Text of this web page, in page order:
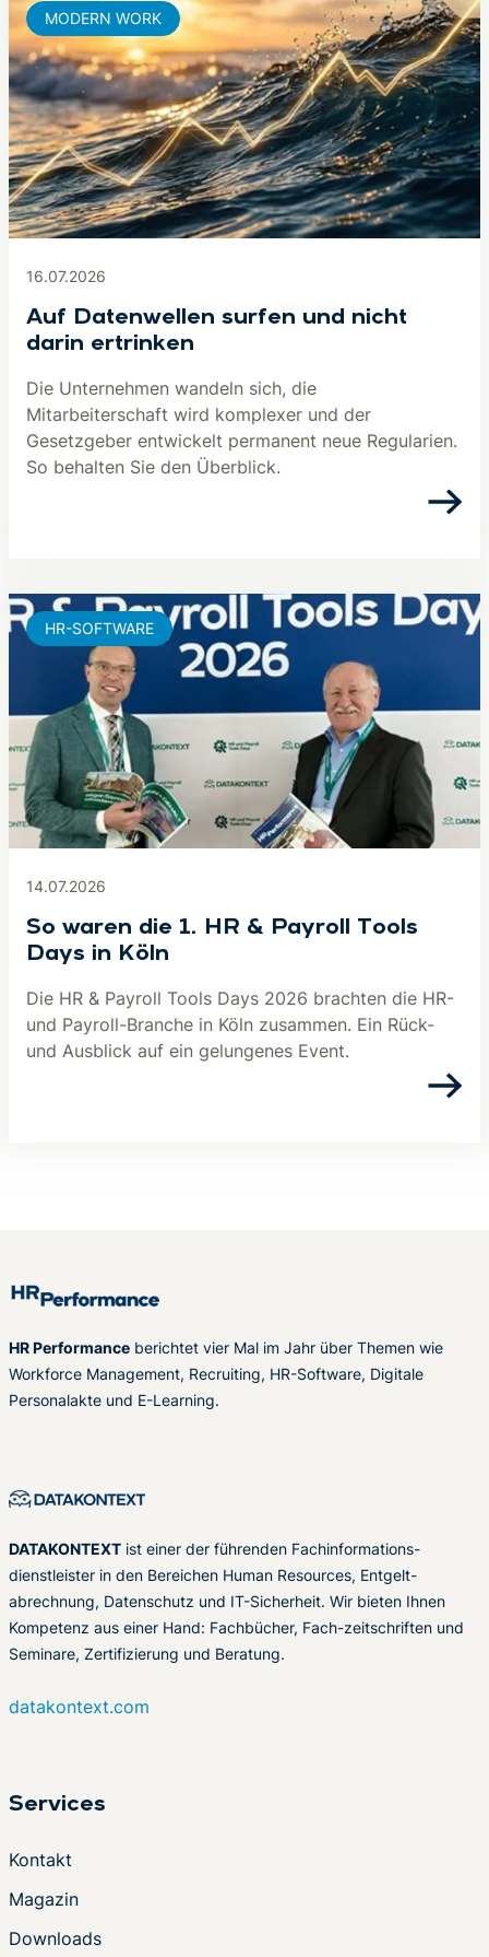
16.07.2026
Auf Datenwellen surfen und nicht
darin ertrinken
Die Unternehmen wandeln sich, die
Mitarbeiterschaft wird komplexer und der
Gesetzgeber entwickelt permanent neue Regularien.
So behalten Sie den Überblick.
MODERN WORK
14.07.2026
So waren die 1. HR & Payroll Tools
Days in Köln
Die HR & Payroll Tools Days 2026 brachten die HR-
und Payroll-Branche in Köln zusammen. Ein Rück-
und Ausblick auf ein gelungenes Event.
HR-SOFTWARE
HR Performance berichtet vier Mal im Jahr über Themen wie
Workforce Management, Recruiting, HR-Software, Digitale
Personalakte und E-Learning.
DATAKONTEXT ist einer der führenden Fachinformations-
dienstleister in den Bereichen Human Resources, Entgelt-
abrechnung, Datenschutz und IT-Sicherheit. Wir bieten Ihnen
Kompetenz aus einer Hand: Fachbücher, Fach-zeitschriften und
Seminare, Zertifizierung und Beratung.
datakontext.com
Services
Kontakt
Magazin
Downloads